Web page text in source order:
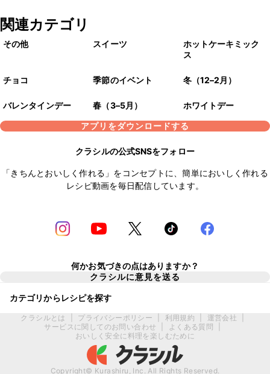
関連カテゴリ
その他 スイーツ
ホットケーキミック
ス
チョコ 季節のイベント 冬（12–2月）
バレンタインデー 春（3–5月）
ホワイトデー
アプリをダウンロードする
クラシルの公式SNSをフォロー
「きちんとおいしく作れる」をコンセプトに、簡単においしく作れる
レシピ動画を毎日配信しています。
何かお気づきの点はありますか？
クラシルに意見を送る
カテゴリからレシピを探す
クラシルとは プライバシーポリシー 利用規約 運営会社
サービスに関してのお問い合わせ
よくある質問
おいしく安全に料理を楽しむために
Copyright© Kurashiru, Inc. All Rights Reserved.